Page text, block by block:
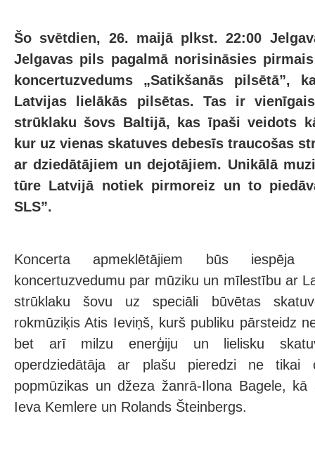
Šo svētdien, 26. maijā plkst. 22:00
Jelgavas pils pagalmā norisināsies
koncertuzvedums „Satikšanās pilsētā”,
Latvijas lielākās pilsētas. Tas ir
strūklaku šovs Baltijā, kas īpaši veidots
kur uz vienas skatuves debesīs traucošas
ar dziedātājiem un dejotājiem. Unikālā
tūre Latvijā notiek pirmoreiz un to
SLS”.
Koncerta apmeklētājiem būs iespēja
koncertuzvedumu par mūziku un mīlestību ar
strūklaku šovu uz speciāli būvētas
rokmūziķis Atis Ieviņš, kurš publiku pārsteidz
bet arī milzu enerģiju un lielisku
operdziedātāja ar plašu pieredzi ne tikai
popmūzikas un džeza žanrā-Ilona Bagele,
Ieva Kemlere un Rolands Šteinbergs.